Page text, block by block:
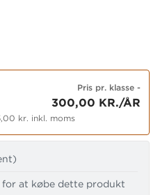
og gør det muligt at
prøveforberedelse.
er: Birgitte Therkildsen,
for
censor. Søren Aksel
læsning og retskrivning.
Pris pr. klasse-
300,00 KR./ÅR
kr. inkl. moms
at købe dette produkt